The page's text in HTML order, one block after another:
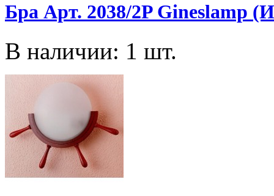
Бра Арт. 2038/2P Gineslamp
В наличии: 1 шт.